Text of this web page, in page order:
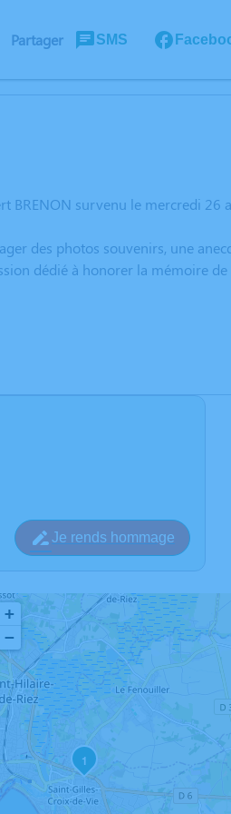
Partager SMS
BRENON survenu le mercredi 26
des photos souvenirs, une
dédié à honorer la mémoire de
Je rends hommage
1
+
−